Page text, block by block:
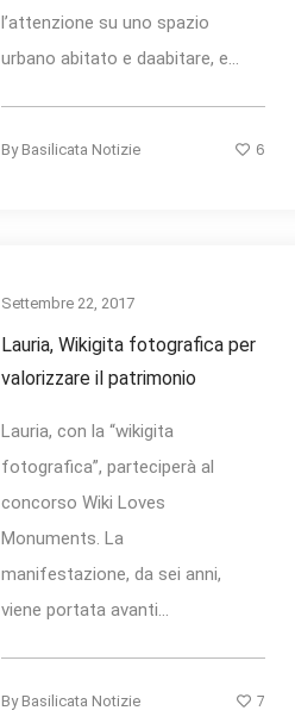
l’attenzione su uno spazio
urbano abitato e daabitare, e...
By Basilicata Notizie 6
Settembre 22, 2017
Lauria, Wikigita fotografica per
valorizzare il patrimonio
Lauria, con la “wikigita
fotografica”, parteciperà al
concorso Wiki Loves
Monuments. La
manifestazione, da sei anni,
viene portata avanti...
By Basilicata Notizie 7